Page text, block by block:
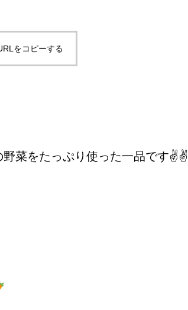
をコピーする
野菜をたっぷり使った一品です✌️✌️